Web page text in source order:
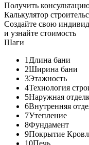
Получить
Калькулятор
Создайте свою
и узнайте стоимость
Шаги
1 Длина бани
2Ширина бани
3Этажность
4Технология
5Наружная
6Внутренняя
7Утепление
8Фундамент
9Покрытие
10Печь